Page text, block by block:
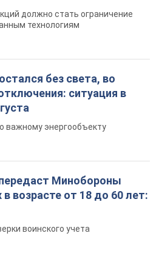
должно стать ограничение
технологиям
без света, во
ситуация в
важному энергообъекту
Минобороны
возрасте от 18 до 60 лет:
воинского учета